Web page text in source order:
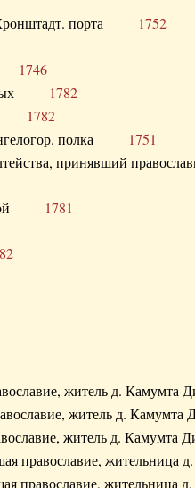
Кронштадт. порта 1752
1746
1782
1782
полка 1751
принявший
1781
житель д.
житель д.
житель д.
православие,
православие,